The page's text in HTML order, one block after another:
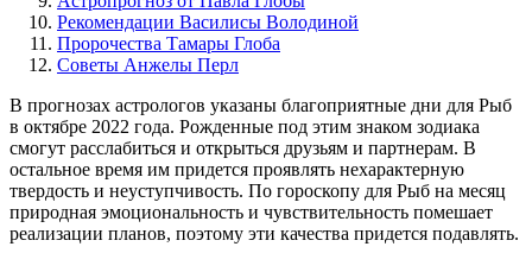
Рекомендации Василисы Володиной
Пророчества Тамары Глоба
Советы Анжелы Перл
В прогнозах астрологов указаны благоприятные дни для Рыб
в октябре 2022 года. Рожденные под этим знаком зодиака
смогут расслабиться и открыться друзьям и партнерам. В
остальное время им придется проявлять нехарактерную
твердость и неуступчивость. По гороскопу для Рыб на месяц
природная эмоциональность и чувствительность помешает
реализации планов, поэтому эти качества придется подавлять.